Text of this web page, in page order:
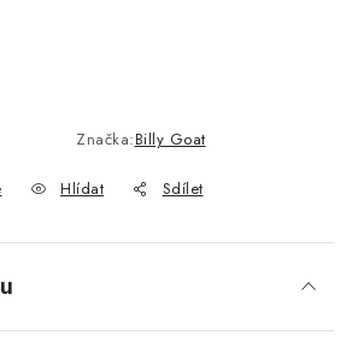
Značka:Billy Goat
Hlídat Sdílet